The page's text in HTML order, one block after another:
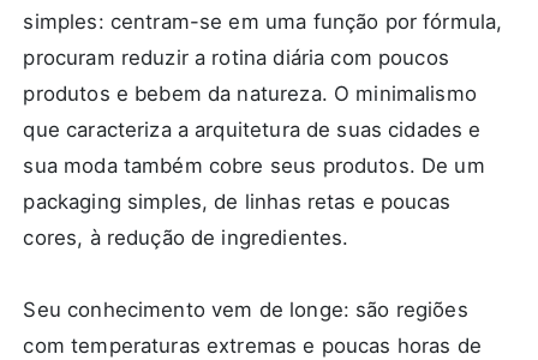
simples: centram-se em uma função por fórmula,
procuram reduzir a rotina diária com poucos
produtos e bebem da natureza. O minimalismo
que caracteriza a arquitetura de suas cidades e
sua moda também cobre seus produtos. De um
packaging simples, de linhas retas e poucas
cores, à redução de ingredientes.
Seu conhecimento vem de longe: são regiões
com temperaturas extremas e poucas horas de